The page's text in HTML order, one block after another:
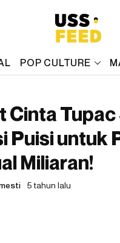
POP CULTURE
Cinta
Puisi untuk
Miliaran!
5 tahun lalu